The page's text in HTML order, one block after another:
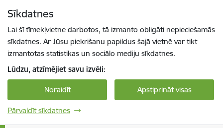
Sīkdatnes
Lai šī tīmekļvietne darbotos, tā izmanto obligāti nepieciešamās
sīkdatnes. Ar Jūsu piekrišanu papildus šajā vietnē var tikt
izmantotas statistikas un sociālo mediju sīkdatnes.
Lūdzu, atzīmējiet savu izvēli:
Noraidīt Apstiprināt visas
Pārvaldīt sīkdatnes